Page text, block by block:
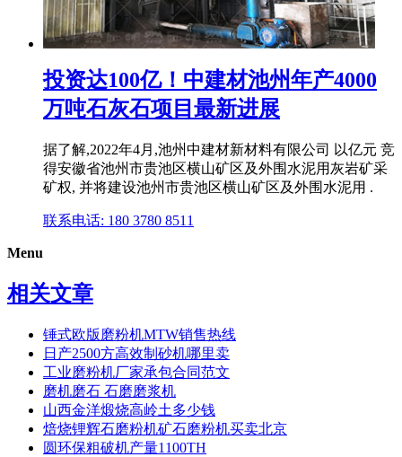
投资达100亿！中建材池州年产4000
万吨石灰石项目最新进展
据了解,2022年4月,池州中建材新材料有限公司 以亿元 竞
得安徽省池州市贵池区横山矿区及外围水泥用灰岩矿采
矿权, 并将建设池州市贵池区横山矿区及外围水泥用 .
联系电话: 180 3780 8511
Menu
相关文章
锤式欧版磨粉机MTW销售热线
日产2500方高效制砂机哪里卖
工业磨粉机厂家承包合同范文
磨机磨石 石磨磨浆机
山西金洋煅烧高岭土多少钱
焙烧锂辉石磨粉机矿石磨粉机买卖北京
圆环保粗破机产量1100TH